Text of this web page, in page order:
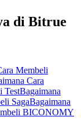
di Bitrue
Membeli
Cara
TestBagaimana
SagaBagaimana
BICONOMY